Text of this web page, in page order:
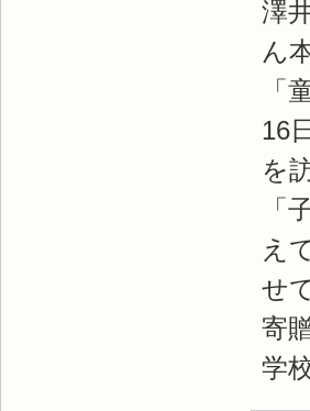
澤
ん
「
16
を
「
え
せ
寄
学